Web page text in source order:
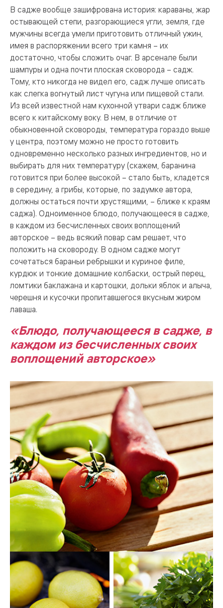
В садже вообще зашифрована история: караваны, жар
остывающей степи, разгорающиеся угли, земля, где
мужчины всегда умели приготовить отличный ужин,
имея в распоряжении всего три камня – их
достаточно, чтобы сложить очаг. В арсенале были
шампуры и одна почти плоская сковорода – садж.
Тому, кто никогда не видел его, садж лучше описать
как слегка вогнутый лист чугуна или пищевой стали.
Из всей известной нам кухонной утвари садж ближе
всего к китайскому воку. В нем, в отличие от
обыкновенной сковороды, температура гораздо выше
у центра, поэтому можно не просто готовить
одновременно несколько разных ингредиентов, но и
выбирать для них температуру (скажем, баранина
готовится при более высокой – стало быть, кладется
в середину, а грибы, которые, по задумке автора,
должны остаться почти хрустящими, – ближе к краям
саджа). Одноименное блюдо, получающееся в садже,
в каждом из бесчисленных своих воплощений
авторское – ведь всякий повар сам решает, что
положить на сковороду. В одном садже могут
сочетаться бараньи ребрышки и куриное филе,
курдюк и тонкие домашние колбаски, острый перец,
ломтики баклажана и картошки, дольки яблок и алыча,
черешня и кусочки пропитавшегося вкусным жиром
лаваша.
«Блюдо, получающееся в садже, в
каждом из бесчисленных своих
воплощений авторское»